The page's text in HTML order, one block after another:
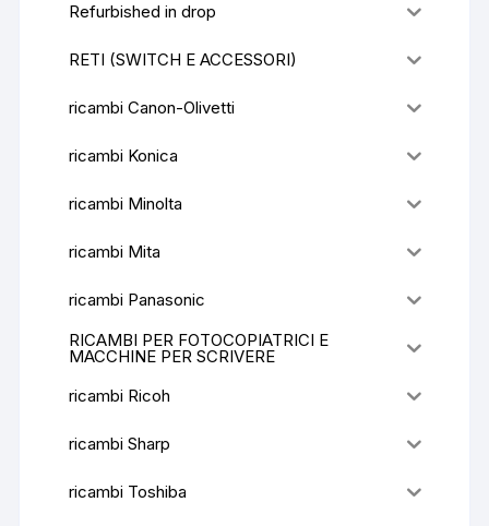
Refurbished in drop
RETI (SWITCH E ACCESSORI)
ricambi Canon-Olivetti
ricambi Konica
ricambi Minolta
ricambi Mita
ricambi Panasonic
RICAMBI PER FOTOCOPIATRICI E
MACCHINE PER SCRIVERE
ricambi Ricoh
ricambi Sharp
ricambi Toshiba